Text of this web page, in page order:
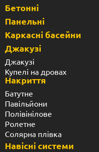
Бетонні
Панельні
Каркасні басейни
Джакузі
Джакузі
Купелі на дровах
Накриття
Батутне
Павільйони
Полівінілове
Ролетне
Солярна плівка
Навісні системи